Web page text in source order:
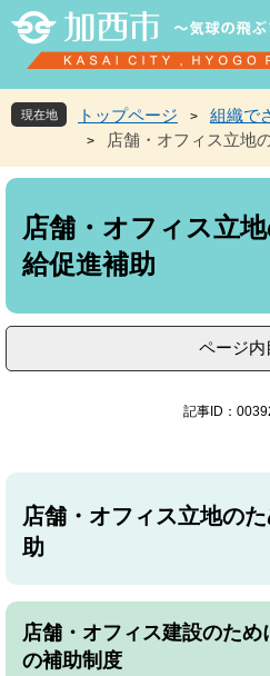
先
頭
す
を
飛
し
現在地 トップページ > 組織で
> 店舗・オフィス立地
本
店舗・オフィス立
給促進補助
ページ内
記事ID：
店舗・オフィス立地の
助
店舗・オフィス建設のた
の補助制度